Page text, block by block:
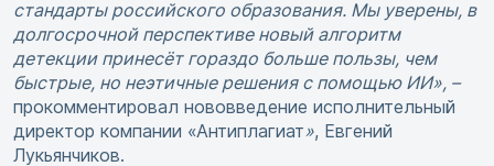
стандарты российского образования. Мы уверены, в
долгосрочной перспективе новый алгоритм
детекции принесёт гораздо больше пользы, чем
быстрые, но неэтичные решения с помощью ИИ», –
прокомментировал нововведение исполнительный
директор компании «Антиплагиат», Евгений
Лукьянчиков.